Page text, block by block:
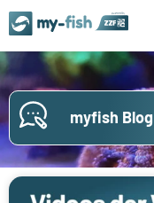
myfish Blog